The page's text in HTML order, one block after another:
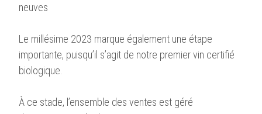
neuves
Le millésime 2023 marque également une étape
importante, puisqu’il s’agit de notre premier vin certifié
biologique.
À ce stade, l’ensemble des ventes est géré